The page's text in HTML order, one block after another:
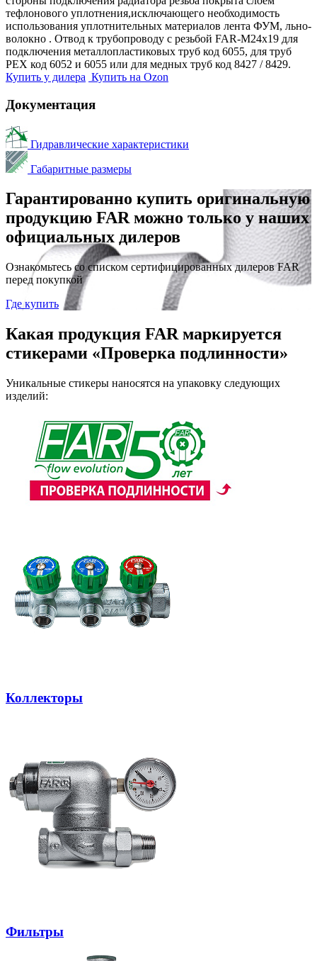
тефлонового уплотнения,исключающего необходимость
использования уплотнительных материалов лента ФУМ, льно-
волокно . Отвод к трубопроводу с резьбой FAR-М24х19 для
подключения металлопластиковых труб код 6055, для труб
РЕХ код 6052 и 6055 или для медных труб код 8427 / 8429.
Купить у дилера Купить на Ozon
Документация
Гидравлические характеристики
Габаритные размеры
Гарантированно купить оригинальную
продукцию FAR можно только у наших
официальных дилеров
Ознакомьтесь со списком сертифицированных дилеров FAR
перед покупкой
Где купить
Какая продукция FAR маркируется
стикерами «Проверка подлинности»
Уникальные стикеры наносятся на упаковку следующих
изделий:
Коллекторы
Фильтры